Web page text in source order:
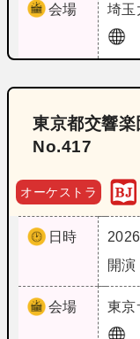
会場 埼玉
東京都交響
No.417
オーケストラ
日時
開
会場 東京